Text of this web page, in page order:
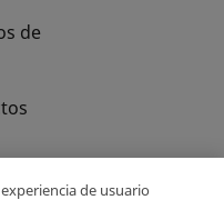
de
de usuario